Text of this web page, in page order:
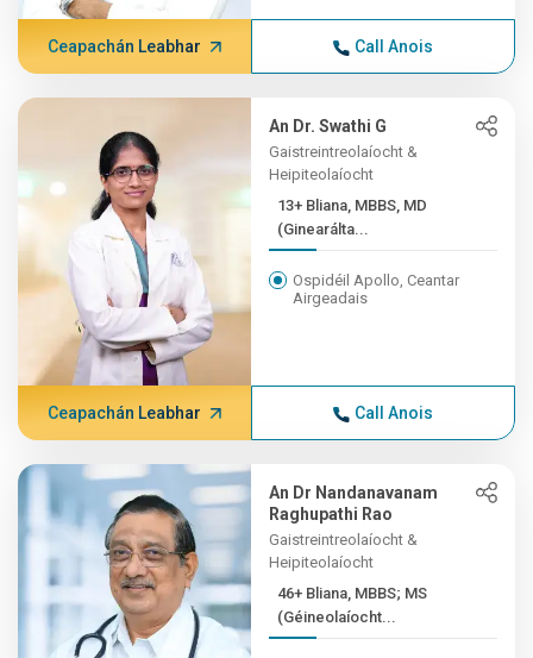
Ceapachán Leabhar Call Anois
An Dr. Swathi G
Gaistreintreolaíocht &
Heipiteolaíocht
13+ Bliana, MBBS, MD
(Ginearálta...
Ospidéil Apollo, Ceantar
Airgeadais
Ceapachán Leabhar Call Anois
An Dr Nandanavanam
Raghupathi Rao
Gaistreintreolaíocht &
Heipiteolaíocht
46+ Bliana, MBBS; MS
(Géineolaíocht...